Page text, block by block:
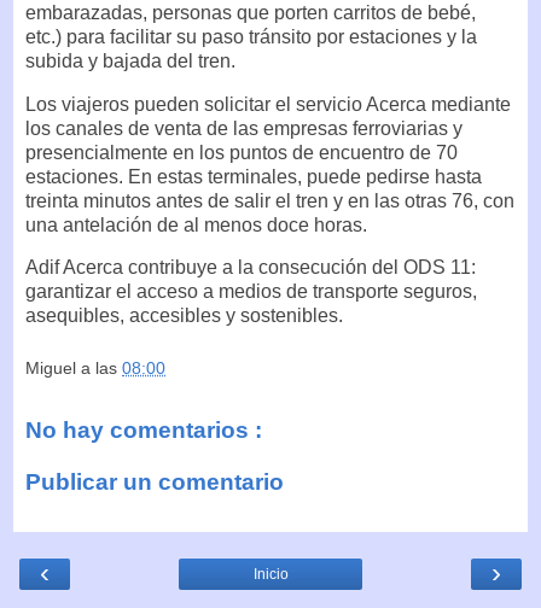
embarazadas, personas que porten carritos de bebé,
etc.) para facilitar su paso tránsito por estaciones y la
subida y bajada del tren.
Los viajeros pueden solicitar el servicio Acerca mediante
los canales de venta de las empresas ferroviarias y
presencialmente en los puntos de encuentro de 70
estaciones. En estas terminales, puede pedirse hasta
treinta minutos antes de salir el tren y en las otras 76, con
una antelación de al menos doce horas.
Adif Acerca contribuye a la consecución del ODS 11:
garantizar el acceso a medios de transporte seguros,
asequibles, accesibles y sostenibles.
Miguel a las 08:00
No hay comentarios :
Publicar un comentario
‹ ›
Inicio